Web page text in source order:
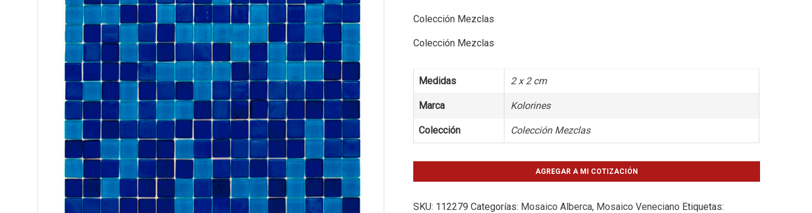
Colección Mezclas
Colección Mezclas
Medidas 2 x 2 cm
Marca Kolorines
Colección Colección Mezclas
AGREGAR A MI COTIZACIÓN
SKU: 112279 Categorías: Mosaico Alberca, Mosaico Veneciano Etiquetas: